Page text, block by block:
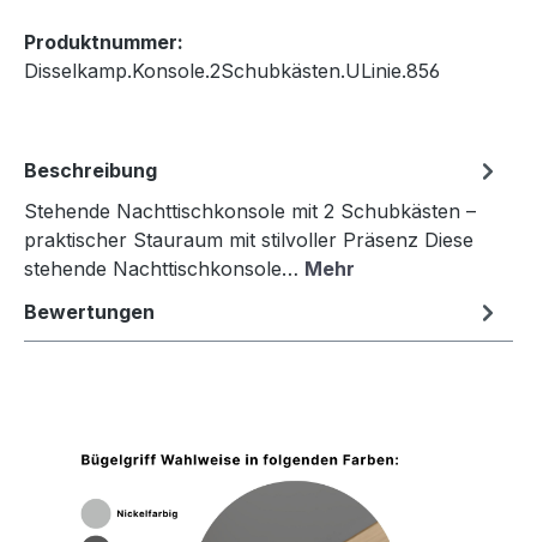
Produktnummer:
Disselkamp.Konsole.2Schubkästen.ULinie.856
Beschreibung
Stehende Nachttischkonsole mit 2 Schubkästen –
praktischer Stauraum mit stilvoller Präsenz Diese
stehende Nachttischkonsole… Mehr
Bewertungen